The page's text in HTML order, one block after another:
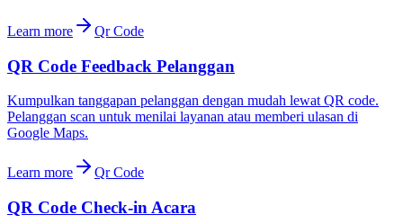
Learn more Qr Code
QR Code Feedback Pelanggan
Kumpulkan tanggapan pelanggan dengan mudah lewat QR code.
Pelanggan scan untuk menilai layanan atau memberi ulasan di
Google Maps.
Learn more Qr Code
QR Code Check-in Acara